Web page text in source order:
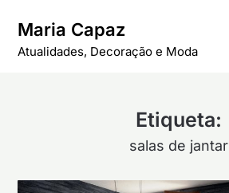
content
Maria Capaz
Atualidades, Decoração e Moda
Etiqueta:
salas de jantar